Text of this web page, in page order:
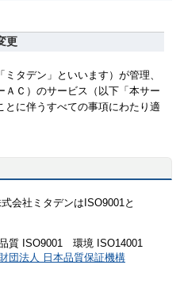
会社ミタデンはISO9001と
質 ISO9001 環境 ISO14001
財団法人 日本品質保証機構